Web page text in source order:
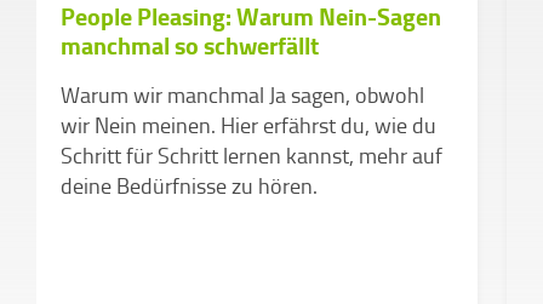
People Pleasing: Warum Nein-Sagen
manchmal so schwerfällt
Warum wir manchmal Ja sagen, obwohl
wir Nein meinen. Hier erfährst du, wie du
Schritt für Schritt lernen kannst, mehr auf
deine Bedürfnisse zu hören.